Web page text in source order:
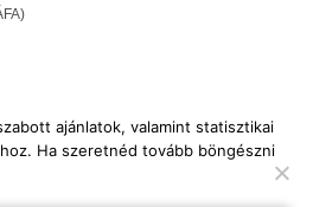
ajánlatok, valamint statisztikai
Ha szeretnéd tovább böngészni